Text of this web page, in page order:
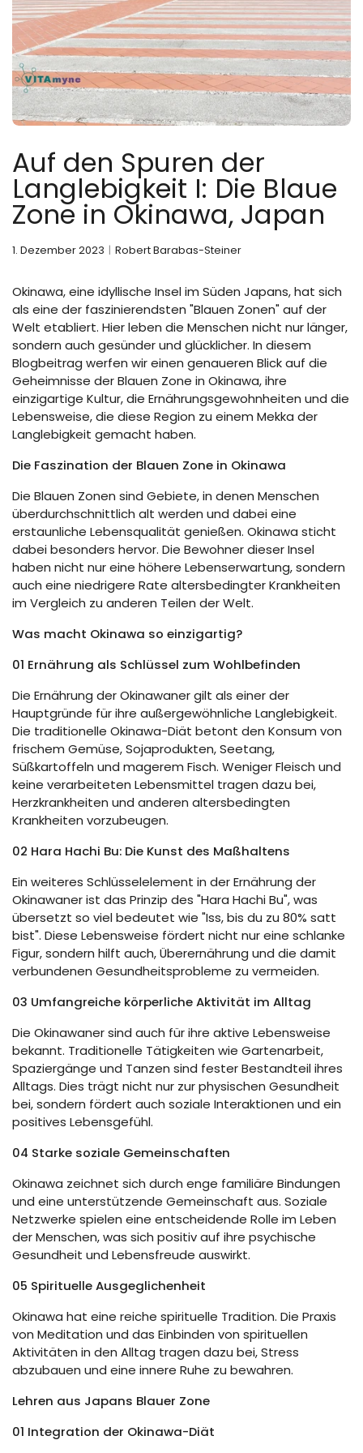
Auf den Spuren der
Langlebigkeit I: Die Blaue
Zone in Okinawa, Japan
1. Dezember 2023 Robert Barabas-Steiner
Okinawa, eine idyllische Insel im Süden Japans, hat sich
als eine der faszinierendsten "Blauen Zonen" auf der
Welt etabliert. Hier leben die Menschen nicht nur länger,
sondern auch gesünder und glücklicher. In diesem
Blogbeitrag werfen wir einen genaueren Blick auf die
Geheimnisse der Blauen Zone in Okinawa, ihre
einzigartige Kultur, die Ernährungsgewohnheiten und die
Lebensweise, die diese Region zu einem Mekka der
Langlebigkeit gemacht haben.
Die Faszination der Blauen Zone in Okinawa
Die Blauen Zonen sind Gebiete, in denen Menschen
überdurchschnittlich alt werden und dabei eine
erstaunliche Lebensqualität genießen. Okinawa sticht
dabei besonders hervor. Die Bewohner dieser Insel
haben nicht nur eine höhere Lebenserwartung, sondern
auch eine niedrigere Rate altersbedingter Krankheiten
im Vergleich zu anderen Teilen der Welt.
Was macht Okinawa so einzigartig?
01 Ernährung als Schlüssel zum Wohlbefinden
Die Ernährung der Okinawaner gilt als einer der
Hauptgründe für ihre außergewöhnliche Langlebigkeit.
Die traditionelle Okinawa-Diät betont den Konsum von
frischem Gemüse, Sojaprodukten, Seetang,
Süßkartoffeln und magerem Fisch. Weniger Fleisch und
keine verarbeiteten Lebensmittel tragen dazu bei,
Herzkrankheiten und anderen altersbedingten
Krankheiten vorzubeugen.
02 Hara Hachi Bu: Die Kunst des Maßhaltens
Ein weiteres Schlüsselelement in der Ernährung der
Okinawaner ist das Prinzip des "Hara Hachi Bu", was
übersetzt so viel bedeutet wie "Iss, bis du zu 80% satt
bist". Diese Lebensweise fördert nicht nur eine schlanke
Figur, sondern hilft auch, Überernährung und die damit
verbundenen Gesundheitsprobleme zu vermeiden.
03 Umfangreiche körperliche Aktivität im Alltag
Die Okinawaner sind auch für ihre aktive Lebensweise
bekannt. Traditionelle Tätigkeiten wie Gartenarbeit,
Spaziergänge und Tanzen sind fester Bestandteil ihres
Alltags. Dies trägt nicht nur zur physischen Gesundheit
bei, sondern fördert auch soziale Interaktionen und ein
positives Lebensgefühl.
04 Starke soziale Gemeinschaften
Okinawa zeichnet sich durch enge familiäre Bindungen
und eine unterstützende Gemeinschaft aus. Soziale
Netzwerke spielen eine entscheidende Rolle im Leben
der Menschen, was sich positiv auf ihre psychische
Gesundheit und Lebensfreude auswirkt.
05 Spirituelle Ausgeglichenheit
Okinawa hat eine reiche spirituelle Tradition. Die Praxis
von Meditation und das Einbinden von spirituellen
Aktivitäten in den Alltag tragen dazu bei, Stress
abzubauen und eine innere Ruhe zu bewahren.
Lehren aus Japans Blauer Zone
01 Integration der Okinawa-Diät